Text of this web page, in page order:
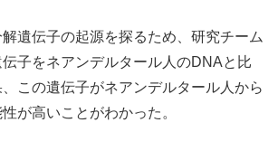
遺伝子の起源を探るため、研究チーム
子をネアンデルタール人のDNAと比
この遺伝子がネアンデルタール人から
が高いことがわかった。